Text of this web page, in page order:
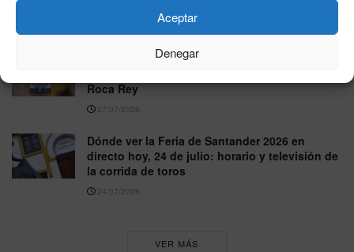
Aceptar
Denegar
El Coliseo Balear abre sus puertas para dos
Roca Rey
27/07/2026
Dónde ver la Feria de Santander 2026 en
directo hoy, 24 de julio: horario y televisión de
la corrida de toros
24/07/2026
VER MÁS